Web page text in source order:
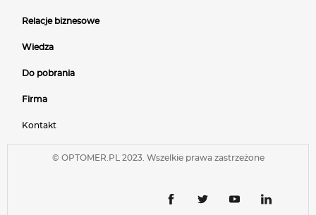
Relacje biznesowe
Wiedza
Do pobrania
Firma
Kontakt
© OPTOMER.PL 2023. Wszelkie prawa zastrzeżone